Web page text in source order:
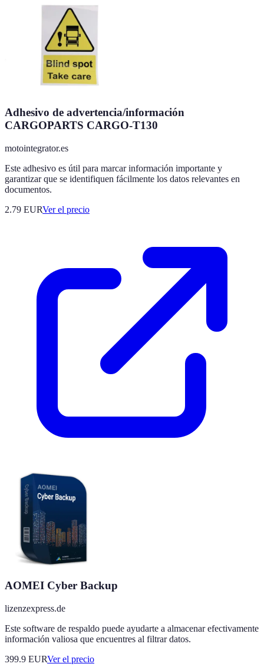
Adhesivo de advertencia/información
CARGOPARTS CARGO-T130
motointegrator.es
Este adhesivo es útil para marcar información importante y
garantizar que se identifiquen fácilmente los datos relevantes en
documentos.
2.79 EURVer el precio
AOMEI Cyber Backup
lizenzexpress.de
Este software de respaldo puede ayudarte a almacenar efectivamente
información valiosa que encuentres al filtrar datos.
399.9 EURVer el precio